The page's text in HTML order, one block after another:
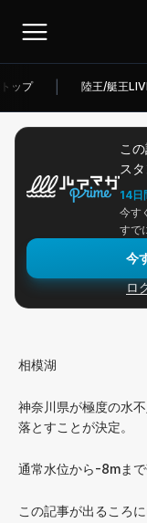
トップ 陸王/艇王
こ
ス
14日
今す
すで
今
ロ
アングラー連載
今週の相模
さて、相模湖です。
相模湖
神奈川県が極度の水
落とすことが決定。
通常水位から-8mまで
この記事が出るころ